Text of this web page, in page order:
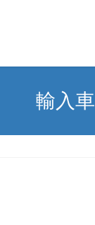
輸入車